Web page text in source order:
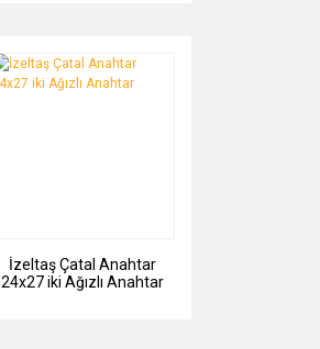
İzeltaş Çatal Anahtar
24x27 iki Ağızlı Anahtar